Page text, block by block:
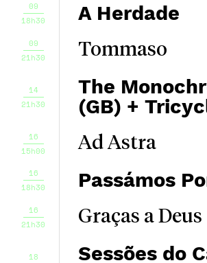
09
18h30
A Herdade
09
21h30
Tommaso
14
21h30
The
(GB) +
16
15h00
Ad Astra
16
18h30
Passámos
16
21h30
Graças a Deus
18
Sessões do